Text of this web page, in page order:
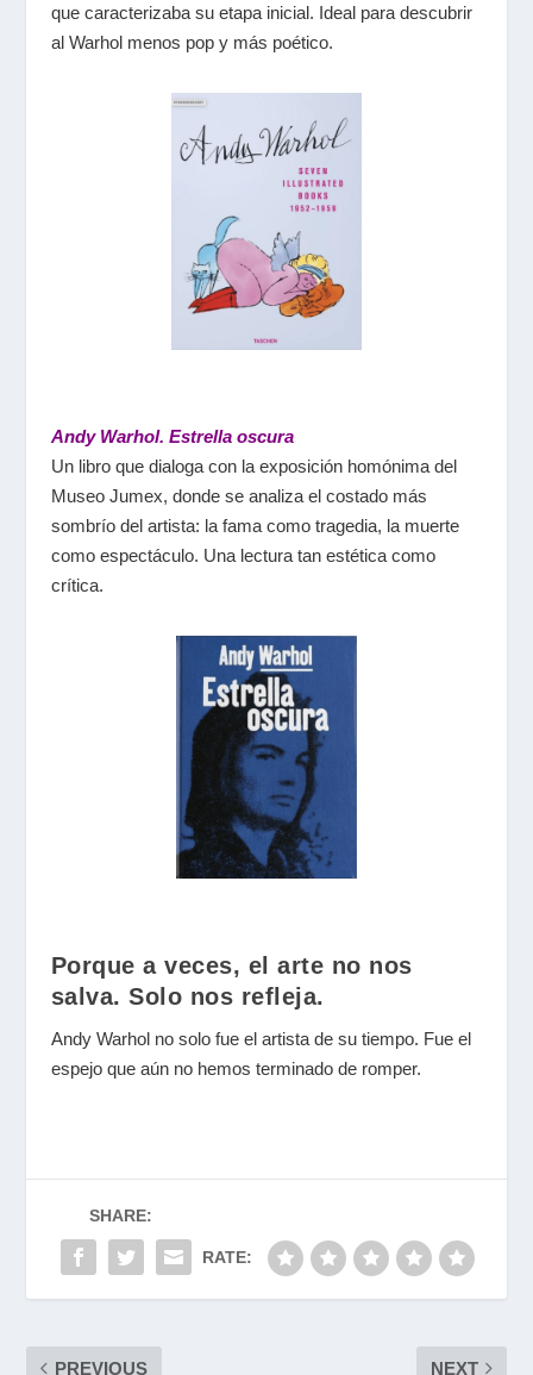
que caracterizaba su etapa inicial. Ideal para descubrir
al Warhol menos pop y más poético.
Andy Warhol. Estrella oscura
Un libro que dialoga con la exposición homónima del
Museo Jumex, donde se analiza el costado más
sombrío del artista: la fama como tragedia, la muerte
como espectáculo. Una lectura tan estética como
crítica.
Porque a veces, el arte no nos
salva. Solo nos refleja.
Andy Warhol no solo fue el artista de su tiempo. Fue el
espejo que aún no hemos terminado de romper.
SHARE:
RATE:
PREVIOUS NEXT